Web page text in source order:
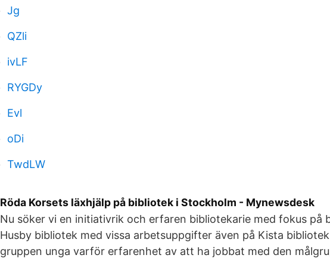
Jg
QZli
ivLF
RYGDy
Evl
oDi
TwdLW
Röda Korsets läxhjälp på bibliotek i Stockholm - Mynewsdesk
Nu söker vi en initiativrik och erfaren bibliotekarie med fokus på
Husby bibliotek med vissa arbetsuppgifter även på Kista
gruppen unga varför erfarenhet av att ha jobbat med den